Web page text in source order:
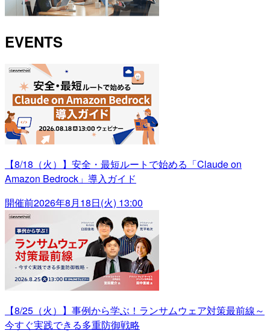
EVENTS
【8/18（火）】安全・最短ルートで始める「Claude on
Amazon Bedrock」導入ガイド
開催前2026年8月18日(火) 13:00
【8/25（火）】事例から学ぶ！ランサムウェア対策最前線～
今すぐ実践できる多重防御戦略